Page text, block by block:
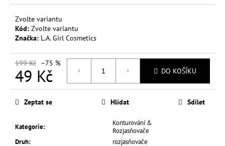
Zvolte variantu
Kód: Zvolte variantu
Značka: L.A. Girl Cosmetics
199 Kč –75 %
49 Kč
Měrná
DO KOŠÍKU
Kategorie:
Konturování &
Rozjasňovače
Druh:
rozjasňovače
Zeptat se Hlídat Sdílet
m
e
COLORS
PALETKA
TVÁŘENEK
ROZJASŇOVAČŮ
SO
CHEEKY